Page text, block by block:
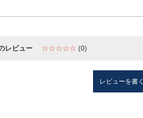
レビュー ☆☆☆☆☆ (0)
レビューを書く